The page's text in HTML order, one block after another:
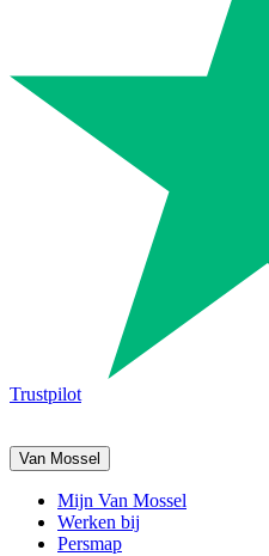
Trustpilot
Van Mossel
Mijn Van Mossel
Werken bij
Persmap